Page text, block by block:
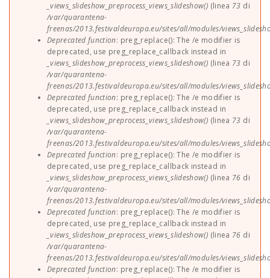
_views_slideshow_preprocess_views_slideshow() (linea 73 di
/var/quarantena-
freenas/2013.festivaldeuropa.eu/sites/all/modules/
Deprecated function: preg_replace(): The /e modifier is
deprecated, use preg_replace_callback instead in
_views_slideshow_preprocess_views_slideshow() (linea 73 di
/var/quarantena-
freenas/2013.festivaldeuropa.eu/sites/all/modules/
Deprecated function: preg_replace(): The /e modifier is
deprecated, use preg_replace_callback instead in
_views_slideshow_preprocess_views_slideshow() (linea 73 di
/var/quarantena-
freenas/2013.festivaldeuropa.eu/sites/all/modules/
Deprecated function: preg_replace(): The /e modifier is
deprecated, use preg_replace_callback instead in
_views_slideshow_preprocess_views_slideshow() (linea 76 di
/var/quarantena-
freenas/2013.festivaldeuropa.eu/sites/all/modules/
Deprecated function: preg_replace(): The /e modifier is
deprecated, use preg_replace_callback instead in
_views_slideshow_preprocess_views_slideshow() (linea 76 di
/var/quarantena-
freenas/2013.festivaldeuropa.eu/sites/all/modules/
Deprecated function: preg_replace(): The /e modifier is